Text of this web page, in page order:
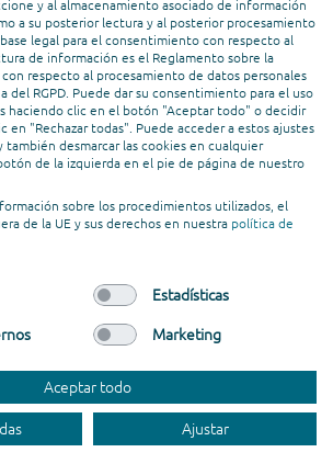
permite gestionar varios
de una sola
WordPress.
y colaboración en
SaaS alojado, Webflow
Al gestionar de
las tareas críticas
la seguridad, el propio
de las
automáticas,
hosting, los parches de
mantenimiento del
y al almacenamiento asociado de información
a su posterior lectura y al posterior procesamiento
legal para el consentimiento con respecto al
de información es el Reglamento sobre la
respecto al procesamiento de datos personales
del RGPD. Puede dar su consentimiento para el uso
haciendo clic en el botón "Aceptar todo" o decidir
en "Rechazar todas". Puede acceder a estos ajustes
desmarcar las cookies en cualquier
de la izquierda en el pie de página de nuestro
sobre los procedimientos utilizados, el
de la UE y sus derechos en nuestra política de
Estadísticas
Marketing
Aceptar todo
Ajustar